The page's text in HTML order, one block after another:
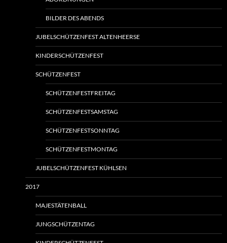
BILDER DES ABENDS
JUBELSCHÜTZENFEST ALTENHEERSE
KINDERSCHÜTZENFEST
SCHÜTZENFEST
SCHÜTZENFESTFREITAG
SCHÜTZENFESTSAMSTAG
SCHÜTZENFESTSONNTAG
SCHÜTZENFESTMONTAG
JUBELSCHÜTZENFEST KÜHLSEN
2017
MAJESTÄTENBALL
JUNGSCHÜTZENTAG